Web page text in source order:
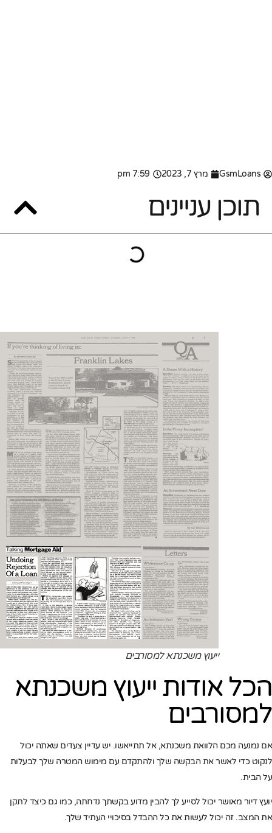
GsmLoans מרץ 7, 2023 7:59 pm
תוכן עניינים
ייעוץ משכנתא למסורבים
הכל אודות ייעוץ משכנתא
למסורבים
אם נמנעה מכם הלוואת משכנתא, אל תתייאשו. יש עדיין צעדים שאתה יכול
לנקוט כדי לאשר את הבקשה שלך ולהתקדם עם מימוש המטרה שלך לבעלות
על הבית.
יועץ דיור מאושר יכול לסייע לך להבין מדוע בקשתך נדחתה, כמו גם כיצד לתקן
את המצב. זה יכול לעשות את כל ההבדל בסיכויי העתיד שלך.